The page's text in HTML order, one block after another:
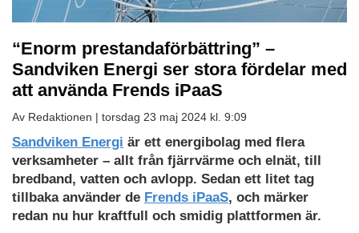
“Enorm prestandaförbättring” –
Sandviken Energi ser stora fördelar med
att använda Frends iPaaS
Av Redaktionen | torsdag 23 maj 2024 kl. 9:09
Facebook
LinkedIn
Twitter
Ladda
ned
som
PDF
Sandviken Energi är ett energibolag med flera
verksamheter – allt från fjärrvärme och elnät, till
bredband, vatten och avlopp. Sedan ett litet tag
tillbaka använder de Frends iPaaS, och märker
redan nu hur kraftfull och smidig plattformen är.